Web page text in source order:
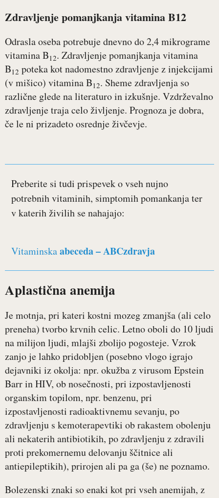
Zdravljenje pomanjkanja vitamina B12
Odrasla oseba potrebuje dnevno do 2,4 mikrograme
vitamina B12. Zdravljenje pomanjkanja vitamina
B12 poteka kot nadomestno zdravljenje z injekcijami
(v mišico) vitamina B12. Sheme zdravljenja so
različne glede na literaturo in izkušnje. Vzdrževalno
zdravljenje traja celo življenje. Prognoza je dobra,
če le ni prizadeto osrednje živčevje.
Preberite si tudi prispevek o vseh nujno
potrebnih vitaminih, simptomih pomankanja ter
v katerih živilih se nahajajo:
Vitaminskaabeceda – ABCzdravja
Aplastična anemija
Je motnja, pri kateri kostni mozeg zmanjša (ali celo
preneha) tvorbo krvnih celic. Letno oboli do 10 ljudi
na milijon ljudi, mlajši zbolijo pogosteje. Vzrok
zanjo je lahko pridobljen (posebno vlogo igrajo
dejavniki iz okolja: npr. okužba z virusom Epstein
Barr in HIV, ob nosečnosti, pri izpostavljenosti
organskim topilom, npr. benzenu, pri
izpostavljenosti radioaktivnemu sevanju, po
zdravljenju s kemoterapevtiki ob rakastem obolenju
ali nekaterih antibiotikih, po zdravljenju z zdravili
proti prekomernemu delovanju ščitnice ali
antiepileptikih), prirojen ali pa ga (še) ne poznamo.
Bolezenski znaki so enaki kot pri vseh anemijah, z